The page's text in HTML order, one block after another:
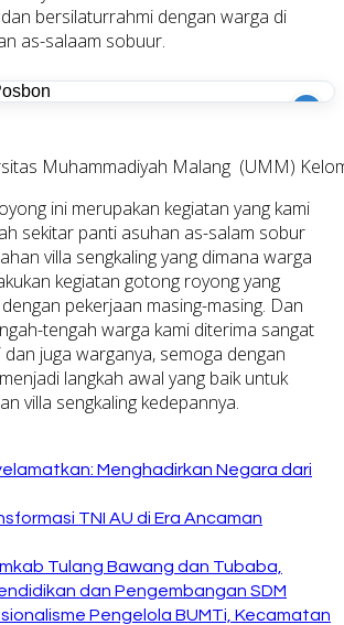
bersilaturrahmi dengan warga di
as-salaam sobuur.
i
Muhammadiyah Malang (UMM)
ini merupakan kegiatan yang kami
sekitar panti asuhan as-salam sobur
villa sengkaling yang dimana warga
kegiatan gotong royong yang
pekerjaan masing-masing. Dan
tengah warga kami diterima sangat
dan juga warganya, semoga dengan
langkah awal yang baik untuk
villa sengkaling kedepannya.
Menghadirkan Negara dari
TNI AU di Era Ancaman
Tulang Bawang dan Tubaba,
dan Pengembangan SDM
Pengelola BUMTi, Kecamatan